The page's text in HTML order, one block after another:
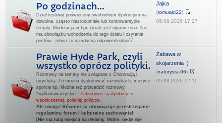
Po godzinach...
Dział testowy poświęcony swobodnym dyskusjom na
dowolne, często niezrozumiałe lub kontrowersyjne
tematy. Moderacja w tym dziale jest ograniczona. Nie
ma obowiązku wchodzenia do tego działu i czytania
postów - robisz to na własną odpowiedzialność.
Jajka
(romuald22)
05.08.2026 17:27
Prawie Hyde Park, czyli
wszystko oprócz polityki.
Rozmowy na tematy nie związane z Chorwacją i
turystyką. Tu można dyskutować rozrywkach, muzyce,
sporcie itp. Można też prowadzić rozmowy
"ogólnotowarzyskie". Zabronione są dyskusje o
współczesnej, polskiej polityce.
Ale uwaga! Również tu obowiązuje przestrzeganie
regulaminu forum i kulturalne zachowanie!
[Nie ma tutaj miejsca na reklamy. Molim, ovdje nije
Zabawa w
skojarzenia ;)
(naturysta-06)
05.08.2026 12:11